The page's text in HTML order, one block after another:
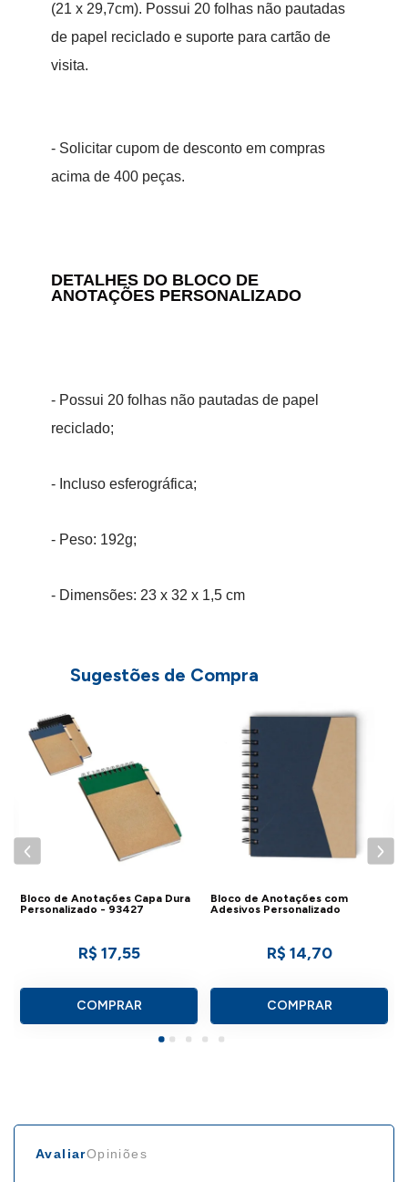
(21 x 29,7cm). Possui 20 folhas não pautadas
de papel reciclado e suporte para cartão de
visita.
- Solicitar cupom de desconto em compras
acima de 400 peças.
DETALHES DO BLOCO DE
ANOTAÇÕES PERSONALIZADO
- Possui 20 folhas não pautadas de papel
reciclado;
- Incluso esferográfica;
- Peso: 192g;
- Dimensões: 23 x 32 x 1,5 cm
outros modelos de blocos de anotações
personalizados,
Consulte a aba personalização para saber
detalhes de como aplicar sua marca neste
Sugestões de Compra
Bloco de Anotações Capa Dura
Personalizado - 93427
R$ 17,55
COMPRAR
Bloco de Anotações com
Adesivos Personalizado
R$ 14,70
COMPRAR
AvaliarOpiniões